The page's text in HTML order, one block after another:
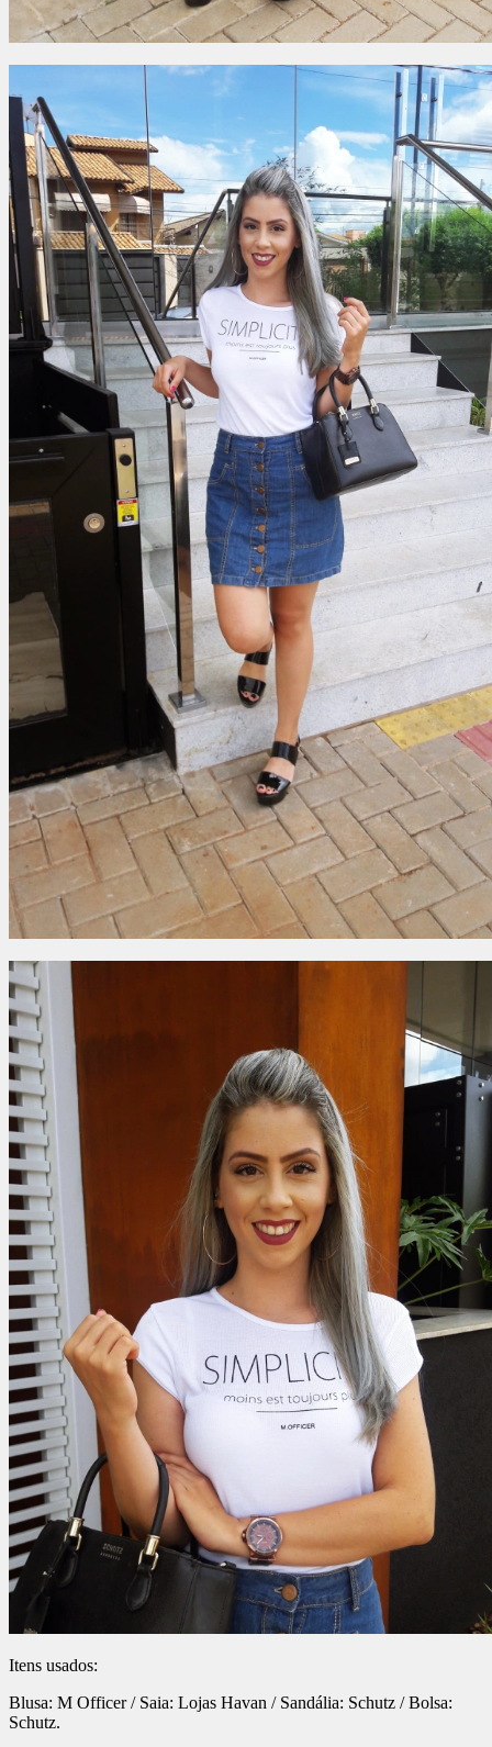
Itens usados:
Blusa: M Officer / Saia: Lojas Havan / Sandália: Schutz / Bolsa:
Schutz.